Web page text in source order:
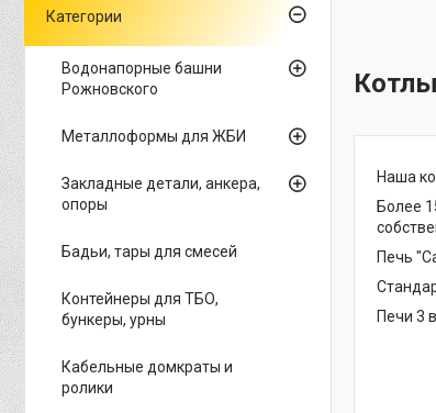
Наша
Более
Печь
Печи 3
Категории
Водонапорные башни
Рожновского
Металлоформы для ЖБИ
Закладные детали, анкера,
опоры
Бадьи, тары для смесей
Контейнеры для ТБО,
бункеры, урны
Кабельные домкраты и
ролики